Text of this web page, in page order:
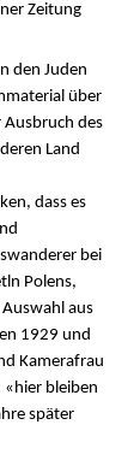
Zeitung
den Juden
über
Ausbruch des
Land
dass es
bei
Polens,
aus
1929 und
Kamerafrau
«hier bleiben
später